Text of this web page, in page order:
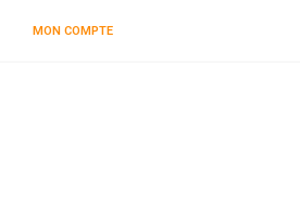
MON COMPTE